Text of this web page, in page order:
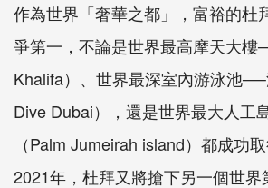
作為世界「奢華之都」，富裕的杜
爭第一，不論是世界最高摩天大
Khalifa）、世界最深室內游泳池
Dive Dubai），還是世界最大人工
（Palm Jumeirah island）都成功取
2021年，杜拜又將搶下另一個世